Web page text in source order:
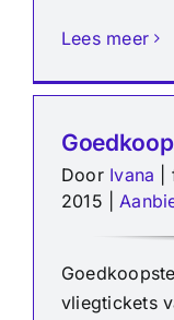
Lees meer
Door Ivana
2015
vliegtickets